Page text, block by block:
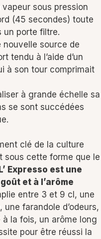
sous pression
(45 secondes) toute
un porte filtre.
source de
tendu à l’aide d’un
à son tour comprimait
à grande échelle sa
se sont succédées
clé de la culture
sous cette forme que le
L’ Expresso est une
et à l’arôme
entre 3 et 9 cl, une
farandole d’odeurs,
la fois, un arôme long
pour être réussi la